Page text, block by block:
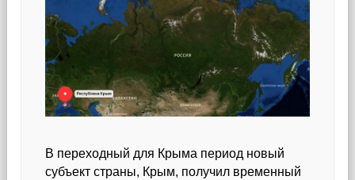
В переходный для Крыма период новый
субъект страны, Крым, получил временный